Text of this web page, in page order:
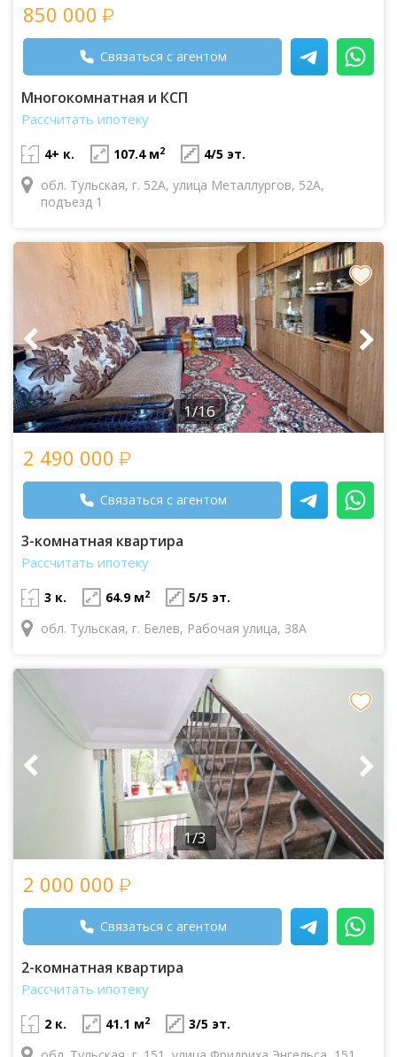
850 000
Связаться с агентом
Многокомнатная и КСП
Рассчитать ипотеку
4+ к. 107.4 м2
4/5 эт.
обл. Тульская, г. 52А, улица Металлургов, 52А,
подъезд 1
1/16
2 490 000
Связаться с агентом
3-комнатная квартира
Рассчитать ипотеку
3 к. 64.9 м2
5/5 эт.
обл. Тульская, г. Белев, Рабочая улица, 38А
1/3
2 000 000
Связаться с агентом
2-комнатная квартира
Рассчитать ипотеку
2 к. 41.1 м2
3/5 эт.